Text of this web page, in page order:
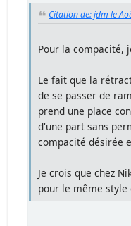
Citation de: jdm le
Pour la compacité,
Le fait que la
de se passer de
prend une place
d'une part sans
compacité désirée
Je crois que chez
pour le même style